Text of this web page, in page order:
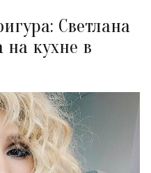
Светлана
на кухне в